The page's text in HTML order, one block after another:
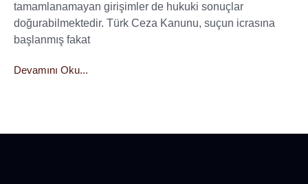
tamamlanamayan girişimler de hukuki sonuçlar
doğurabilmektedir. Türk Ceza Kanunu, suçun icrasına
başlanmış fakat
Devamını Oku...